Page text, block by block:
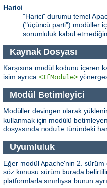
Harici
"Harici" durumu temel
("üçüncü parti") modüller
sorumluluk kabul
Kaynak Dosyası
Karşısına modül kodunu içeren
isim ayrıca <IfModule>
Modül Betimleyici
Modüller devingen olarak
kullanmak için modülü
dosyasında module türündeki
Uyumluluk
Eğer modül Apache'nin 2. sürüm
söz konusu sürüm burada
platformlarla sınırlıysa bunun